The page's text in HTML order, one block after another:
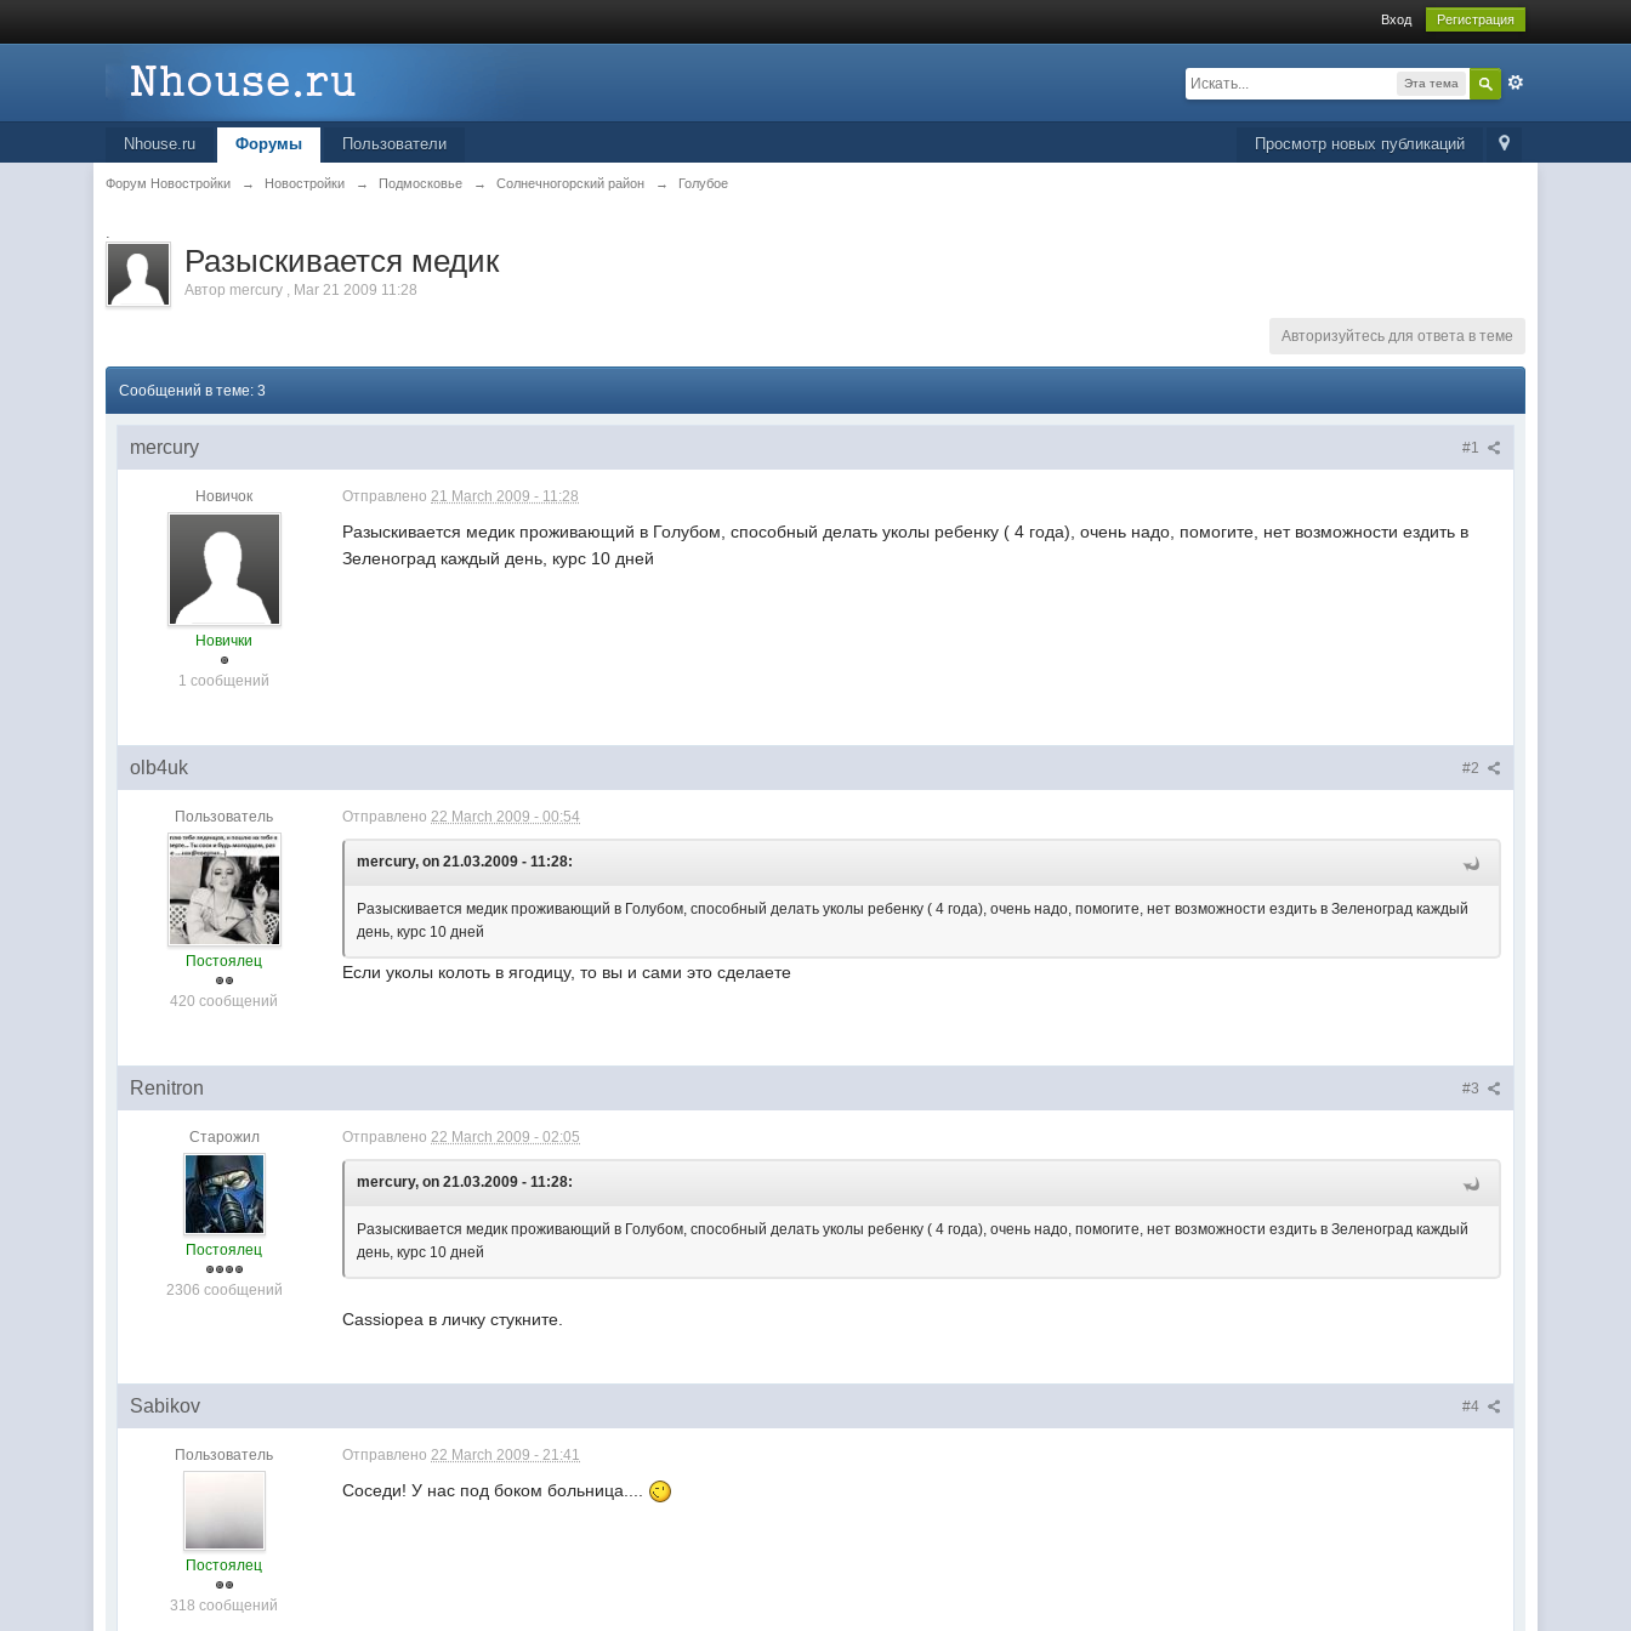
Вход Регистрация
Эта тема
Просмотр новых публикаций
Nhouse.ru Форумы Пользователи
Форум Новостройки → Новостройки → Подмосковье → Солнечногорский район → Голубое
.
Разыскивается медик
Автор mercury , Mar 21 2009 11:28
Авторизуйтесь для ответа в теме
Сообщений в теме: 3
#1
mercury
Новичок
Новички
1 сообщений
Отправлено21 March 2009 - 11:28
Разыскивается медик проживающий в Голубом, способный делать уколы ребенку ( 4 года), очень надо, помогите, нет возможности ездить в
Зеленоград каждый день, курс 10 дней
#2
olb4uk
Пользователь
Постоялец
420 сообщений
Отправлено22 March 2009 - 00:54
mercury, on 21.03.2009 - 11:28:
Разыскивается медик проживающий в Голубом, способный делать уколы ребенку ( 4 года), очень надо, помогите, нет возможности ездить в Зеленоград каждый
день, курс 10 дней
Если уколы колоть в ягодицу, то вы и сами это сделаете
#3
Renitron
Старожил
Постоялец
2306 сообщений
Отправлено22 March 2009 - 02:05
mercury, on 21.03.2009 - 11:28:
Разыскивается медик проживающий в Голубом, способный делать уколы ребенку ( 4 года), очень надо, помогите, нет возможности ездить в Зеленоград каждый
день, курс 10 дней
Cassiopea в личку стукните.
#4
Sabikov
Пользователь
Постоялец
318 сообщений
Отправлено22 March 2009 - 21:41
Соседи! У нас под боком больница....